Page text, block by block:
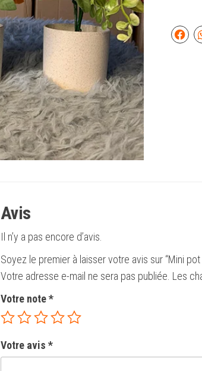
Avis
Il n’y a pas encore d’avis.
Soyez le premier à laisser votre avis sur “Mini pot
Votre adresse e-mail ne sera pas publiée. Les
Votre note*
Votre avis *